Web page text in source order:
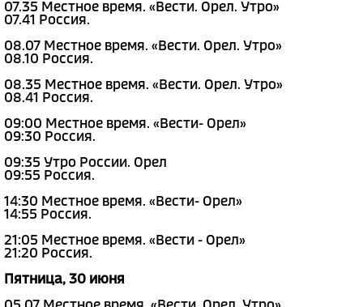
07.35 Местное время. «Вести. Орел. Утро»
07.41 Россия.
08.07 Местное время. «Вести. Орел. Утро»
08.10 Россия.
08.35 Местное время. «Вести. Орел. Утро»
08.41 Россия.
09:00 Местное время. «Вести- Орел»
09:30 Россия.
09:35 Утро России. Орел
09:55 Россия.
14:30 Местное время. «Вести- Орел»
14:55 Россия.
21:05 Местное время. «Вести - Орел»
21:20 Россия.
Пятница, 30 июня